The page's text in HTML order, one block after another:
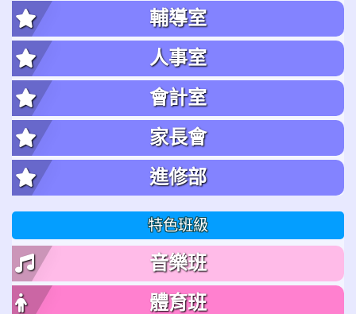
輔導室
人事室
會計室
家長會
進修部
特色班級
音樂班
體育班